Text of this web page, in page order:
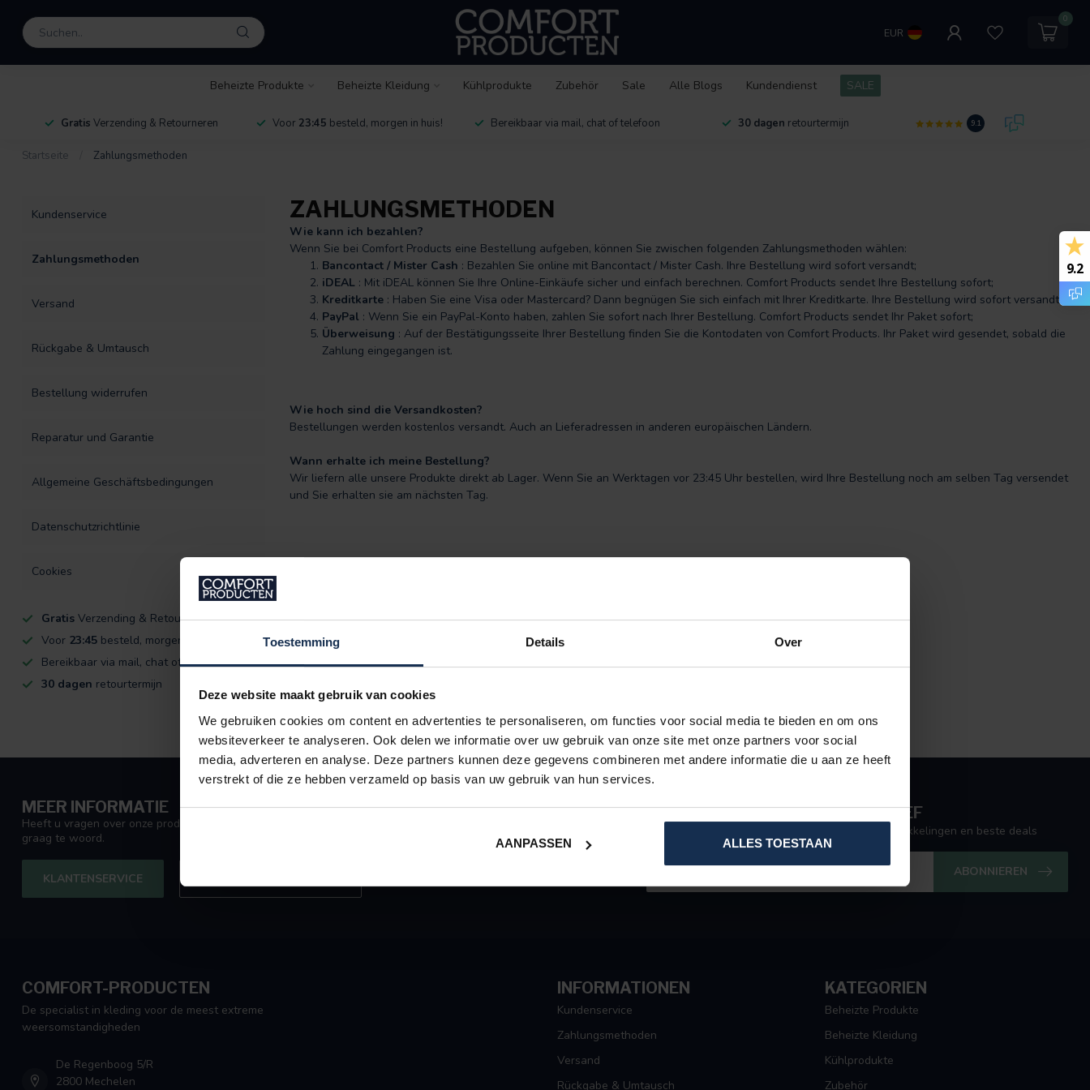
Toestemming Details Over
Deze website maakt gebruik van cookies
We gebruiken cookies om content en advertenties te personaliseren, om functies voor social media te bieden en om ons
websiteverkeer te analyseren. Ook delen we informatie over uw gebruik van onze site met onze partners voor social
media, adverteren en analyse. Deze partners kunnen deze gegevens combineren met andere informatie die u aan ze heeft
verstrekt of die ze hebben verzameld op basis van uw gebruik van hun services.
AANPASSEN ALLES TOESTAAN
EUR
0
Beheizte Produkte Beheizte Kleidung Kühlprodukte Zubehör Sale Alle Blogs Kundendienst SALE
Gratis Verzending & Retourneren Voor 23:45 besteld, morgen in huis! Bereikbaar via mail, chat of telefoon 30 dagen retourtermijn 9.1
Startseite Zahlungsmethoden
Kundenservice
Zahlungsmethoden
Versand
Rückgabe & Umtausch
Bestellung widerrufen
Reparatur und Garantie
Allgemeine Geschäftsbedingungen
Datenschutzrichtlinie
Cookies
Gratis Verzending & Retourneren
Voor 23:45 besteld, morgen in huis!
Bereikbaar via mail, chat of telefoon
30 dagen retourtermijn
ZAHLUNGSMETHODEN
Wie kann ich bezahlen?
Wenn Sie bei Comfort Products eine Bestellung aufgeben, können Sie zwischen folgenden Zahlungsmethoden wählen:
Bancontact / Mister Cash : Bezahlen Sie online mit Bancontact / Mister Cash. Ihre Bestellung wird sofort versandt;
iDEAL : Mit iDEAL können Sie Ihre Online-Einkäufe sicher und einfach berechnen. Comfort Products sendet Ihre Bestellung sofort;
Kreditkarte : Haben Sie eine Visa oder Mastercard? Dann begnügen Sie sich einfach mit Ihrer Kreditkarte. Ihre Bestellung wird sofort versandt;
PayPal : Wenn Sie ein PayPal-Konto haben, zahlen Sie sofort nach Ihrer Bestellung. Comfort Products sendet Ihr Paket sofort;
Überweisung : Auf der Bestätigungsseite Ihrer Bestellung finden Sie die Kontodaten von Comfort Products. Ihr Paket wird gesendet, sobald die
Zahlung eingegangen ist.
Wie hoch sind die Versandkosten?
Bestellungen werden kostenlos versandt. Auch an Lieferadressen in anderen europäischen Ländern.
Wann erhalte ich meine Bestellung?
Wir liefern alle unsere Produkte direkt ab Lager. Wenn Sie an Werktagen vor 23:45 Uhr bestellen, wird Ihre Bestellung noch am selben Tag versendet
und Sie erhalten sie am nächsten Tag.
MEER INFORMATIE
Heeft u vragen over onze producten? Neem dan contact met ons op. Een team van specialisten staat u
graag te woord.
KLANTENSERVICE
ABONNEER OP ONZE NIEUWSBRIEF
Blijf op de hoogte van de nieuwste (product)ontwikkelingen en beste deals
ABONNIEREN
COMFORT-PRODUCTEN
De specialist in kleding voor de meest extreme
weersomstandigheden
De Regenboog 5/R
2800 Mechelen
INFORMATIONEN
Kundenservice
Zahlungsmethoden
Versand
Rückgabe & Umtausch
KATEGORIEN
Beheizte Produkte
Beheizte Kleidung
Kühlprodukte
Zubehör
9.2